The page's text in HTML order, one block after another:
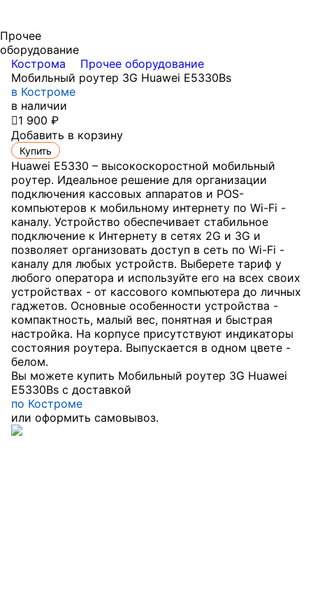
Прочее
оборудование
Кострома
Прочее оборудование
Мобильный роутер 3G Huawei E5330Bs
в Костроме
в наличии
1 900 ₽
Добавить в корзину
Купить
Huawei E5330 – высокоскоростной мобильный
роутер. Идеальное решение для организации
подключения кассовых аппаратов и POS-
компьютеров к мобильному интернету по Wi-Fi -
каналу. Устройство обеспечивает стабильное
подключение к Интернету в сетях 2G и 3G и
позволяет организовать доступ в сеть по Wi-Fi -
каналу для любых устройств. Выберете тариф у
любого оператора и используйте его на всех своих
устройствах - от кассового компьютера до личных
гаджетов. Основные особенности устройства -
компактность, малый вес, понятная и быстрая
настройка. На корпусе присутствуют индикаторы
состояния роутера. Выпускается в одном цвете -
белом.
Вы можете купить Мобильный роутер 3G Huawei
E5330Bs с доставкой
по Костроме
или оформить самовывоз.